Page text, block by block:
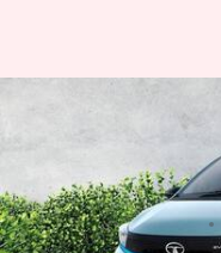
साल की दूसरी
इलेक्ट्रिक
में ये मॉडल्स
लेखन अविनाश Jul 31, 2023